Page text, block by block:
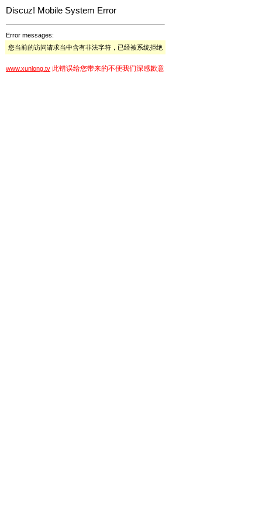
Discuz! Mobile System Error
Error messages:
您当前的访问请求当中含有非法字符，已经被系统拒绝
www.xunlong.tv 此错误给您带来的不便我们深感歉意